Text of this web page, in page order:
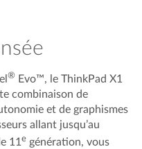
® Evo™, le ThinkPad X1
combinaison de
et de graphismes
allant jusqu’au
11e génération, vous